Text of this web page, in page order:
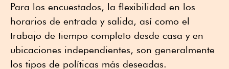
Para los encuestados, la flexibilidad en los
horarios de entrada y salida, así como el
trabajo de tiempo completo desde casa y en
ubicaciones independientes, son generalmente
los tipos de políticas más deseadas.